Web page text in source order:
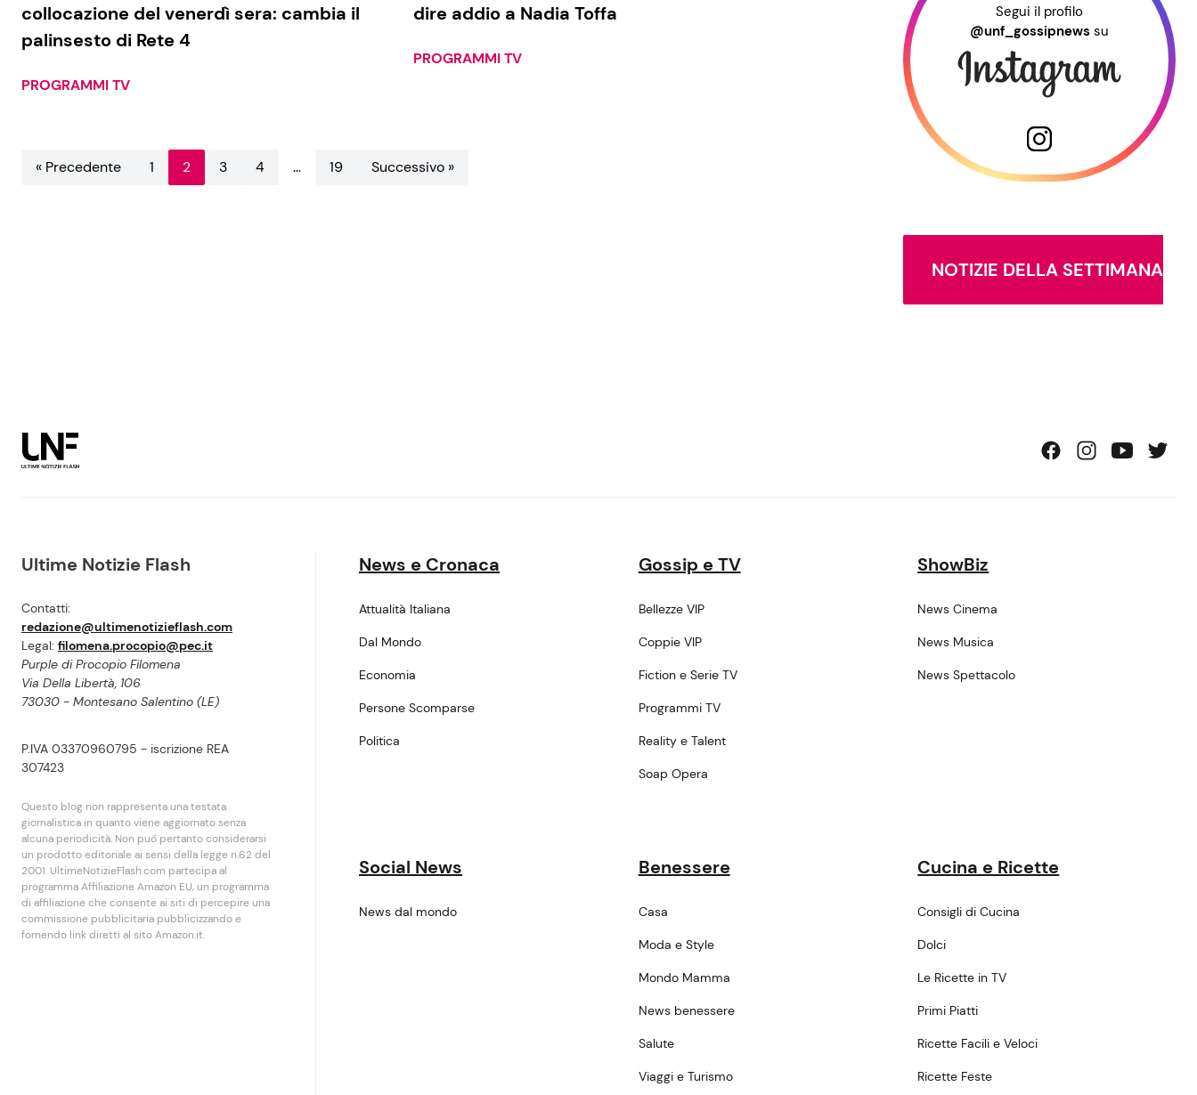
collocazione del venerdì sera: cambia il
palinsesto di Rete 4
PROGRAMMI TV
dire addio a Nadia Toffa
PROGRAMMI TV
« Precedente 1 2 3 4 … 19 Successivo »
Segui il profilo
@unf_gossipnews su
NOTIZIE DELLA SETTIMANA
Ultime Notizie Flash
Contatti:
redazione@ultimenotizieflash.com
Legal: filomena.procopio@pec.it
Purple di Procopio Filomena
Via Della Libertà, 106
73030 - Montesano Salentino (LE)
P.IVA 03370960795 - iscrizione REA
307423
Questo blog non rappresenta una testata
giornalistica in quanto viene aggiornato senza
alcuna periodicità. Non puó pertanto considerarsi
un prodotto editoriale ai sensi della legge n.62 del
2001. UltimeNotizieFlash.com partecipa al
programma Affiliazione Amazon EU, un programma
di affiliazione che consente ai siti di percepire una
commissione pubblicitaria pubblicizzando e
fornendo link diretti al sito Amazon.it.
News e Cronaca
Attualità Italiana
Dal Mondo
Economia
Persone Scomparse
Politica
Gossip e TV
Bellezze VIP
Coppie VIP
Fiction e Serie TV
Programmi TV
Reality e Talent
Soap Opera
ShowBiz
News Cinema
News Musica
News Spettacolo
Social News
News dal mondo
Benessere
Casa
Moda e Style
Mondo Mamma
News benessere
Salute
Viaggi e Turismo
Cucina e Ricette
Consigli di Cucina
Dolci
Le Ricette in TV
Primi Piatti
Ricette Facili e Veloci
Ricette Feste